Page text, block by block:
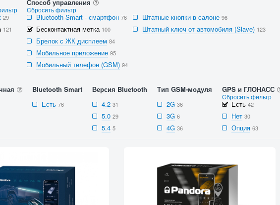
29
121
Способ управления
Cбросить фильтр
Bluetooth Smart - смартфон 76
Бесконтактная метка 100
Брелок с ЖК дисплеем 84
Мобильное приложение 95
Мобильный телефон (GSM) 94
Штатные кнопки в салоне 96
Штатный ключ от автомобиля (Slave) 123
Bluetooth Smart
Есть 76
Версия Bluetooth
4.2 31
5.0 29
5.4 5
Тип GSM-модуля
2G 36
3G 6
4G 36
GPS и ГЛОНАСС
Cбросить фильтр
Есть42
Нет 30
Опция 63